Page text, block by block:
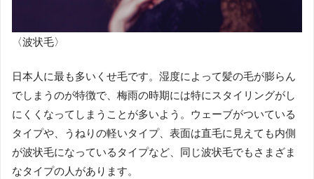
〈波状毛〉
日本人に最も多いくせ毛です。湿度によって髪の毛が膨らん
でしまうのが特徴で、梅雨の時期には特にスタイリングがし
にくくなってしまうことが多いよう。ウェーブがついている
タイプや、うねりの軽いタイプ、表面は直毛に見えても内側
が波状毛になっているタイプなど、同じ波状毛でもさまざま
なタイプの人があります。